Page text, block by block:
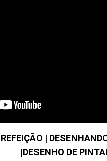
|
|DESENHO DE